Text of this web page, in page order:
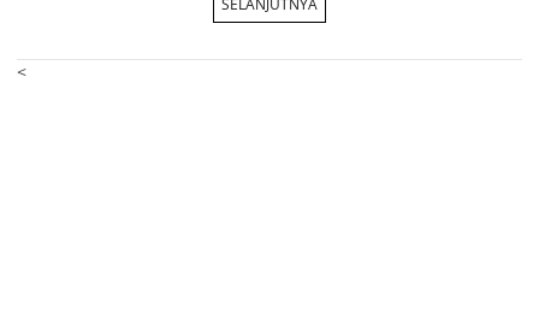
SELANJUTNYA
<